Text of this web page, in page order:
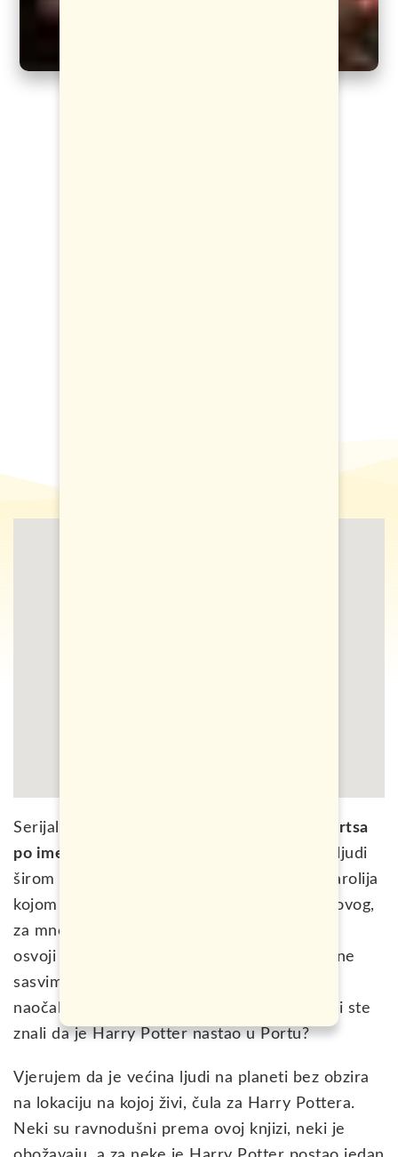
Serijal knjiga poznatog
čarobnjaka iz Hogwartsa
po imeu Harry Potter
, fascinirao je milione ljudi
širom svijeta od momenta kada je izašao. Čarolija
kojom je J. K. Rowling napisala 7 nastavaka ovog,
za mnoge, nezaobilaznog štiva. uspjela je da
osvoji bukvalno sve ljude na planeti i od jedne
sasvim obične priče o malom čarobnjaku sa
naočalama, napravi pravu revoluciju. Ali da li ste
znali da je Harry Potter nastao u Portu?
Vjerujem da je većina ljudi na planeti bez obzira
na lokaciju na kojoj živi, čula za Harry Pottera.
Neki su ravnodušni prema ovoj knjizi, neki je